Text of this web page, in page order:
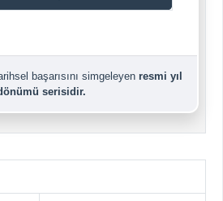
başarısını simgeleyen resmi yıl
serisidir.